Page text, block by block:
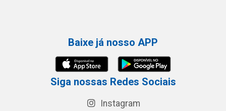
Baixe já nosso APP
Siga nossas Redes Sociais
Instagram